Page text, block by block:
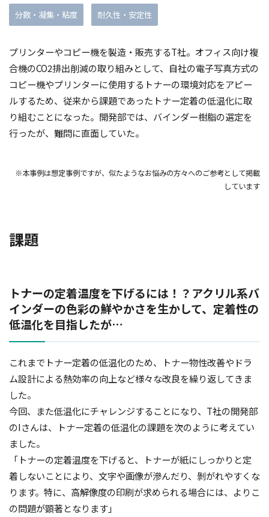
分散・凝集・粘度 耐久性・安定性
プリンターやコピー機を製造・販売するT社。オフィス向け複
合機のCO2排出削減の取り組みとして、自社の電子写真方式の
コピー機やプリンターに使用するトナーの環境対応をアピー
ルするため、従来から課題であったトナー定着の低温化に取
り組むことになった。開発部では、バインダー樹脂の選定を
行ったが、難問に直面していた。
※本事例は想定事例ですが、似たようなお悩みの方々へのご参考として掲載
しています
課題
トナーの定着温度を下げるには！？アクリル系バ
インダーの色彩の鮮やかさを生かして、定着性の
低温化を目指したが…
これまでトナー定着の低温化のため、トナー物性改善やドラ
ム設計による熱効率の向上など様々な改良を繰り返してきま
した。
今回、また低温化にチャレンジすることになり、T社の開発部
のIさんは、トナー定着の低温化の課題を次のように考えてい
ました。
「トナーの定着温度を下げると、トナーが紙にしっかりと定
着しないことにより、文字や画像が滲んだり、剝がれやすくな
ります。特に、高解像度の印刷が求められる場合には、よりこ
の問題が顕著となります」